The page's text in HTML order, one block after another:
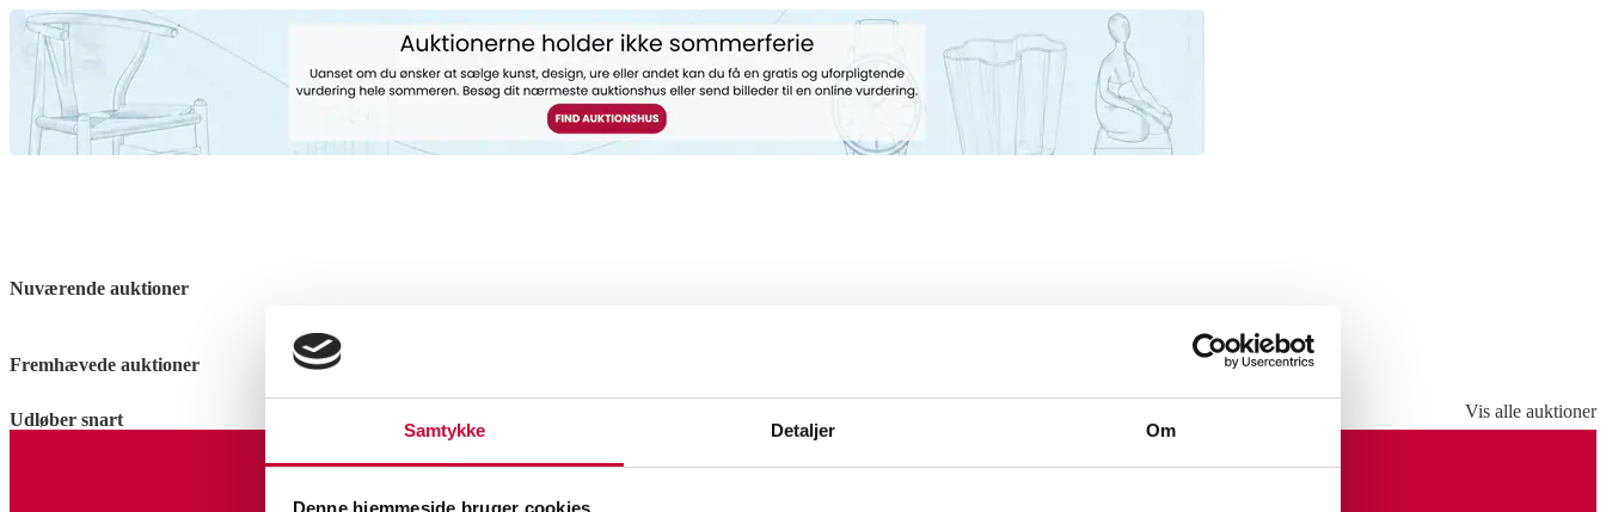
Samtykke Detaljer Om
Nuværende auktioner
Fremhævede auktioner
Udløber snart Vis alle auktioner
Tilmeld dig vores nyhedsbrev og modtag nyheder samt tilbud direkte i din email.